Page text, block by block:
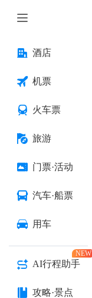
酒店
机票
火车票
旅游
门票·活动
汽车·船票
用车
AI行程助手
NEW
攻略·景点